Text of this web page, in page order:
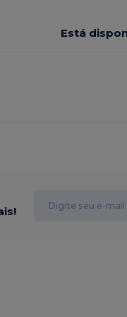
Está